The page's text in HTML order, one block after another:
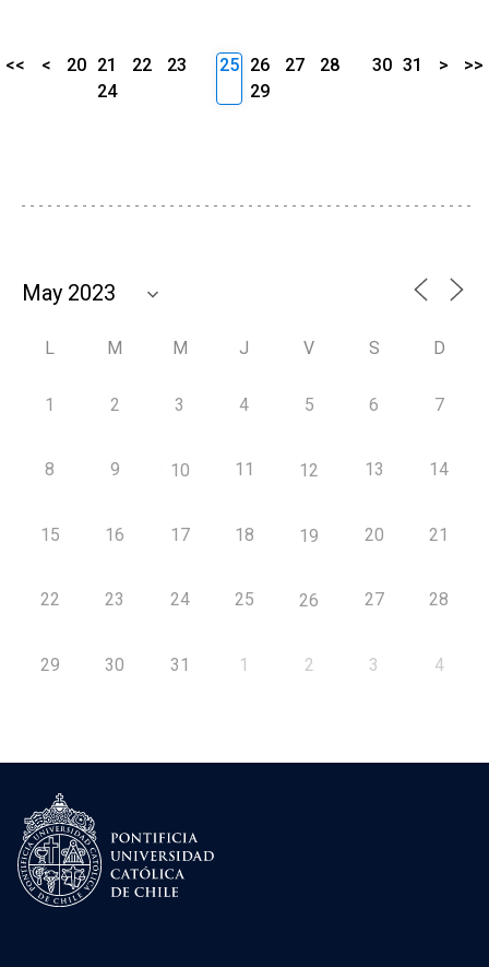
<< < 20 21 22
23
24
25 26 27
28
29
30 31 > >>
L M M J V S D
1 2 3 4 5 6 7
8 9 10 11 12 13 14
15 16 17 18 19 20 21
22 23 24 25 26 27 28
29 30 31 1 2 3 4